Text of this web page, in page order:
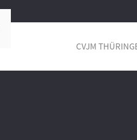
CVJM